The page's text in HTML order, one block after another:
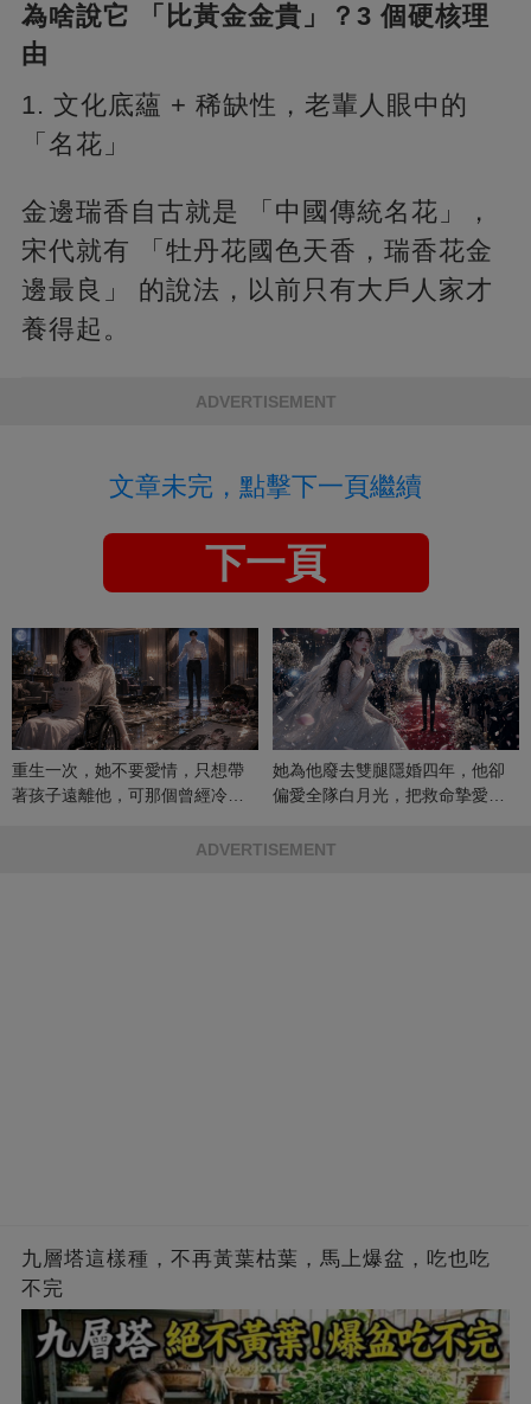
為啥說它 「比黃金金貴」？3 個硬核理
由
1. 文化底蘊 + 稀缺性，老輩人眼中的
「名花」
金邊瑞香自古就是 「中國傳統名花」，
宋代就有 「牡丹花國色天香，瑞香花金
邊最良」 的說法，以前只有大戶人家才
養得起。
ADVERTISEMENT
文章未完，點擊下一頁繼續
下一頁
重生一次，她不要愛情，只想帶
著孩子遠離他，可那個曾經冷漠
她為他廢去雙腿隱婚四年，他卻
偏愛全隊白月光，把救命摯愛當
ADVERTISEMENT
九層塔這樣種，不再黃葉枯葉，馬上爆盆，吃也吃
不完